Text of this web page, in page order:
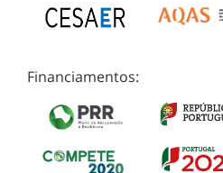
Financiamentos: